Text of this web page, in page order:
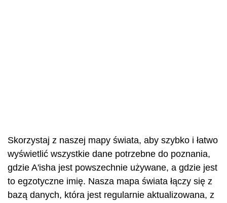
Skorzystaj z naszej mapy świata, aby szybko i łatwo
wyświetlić wszystkie dane potrzebne do poznania,
gdzie A'isha jest powszechnie używane, a gdzie jest
to egzotyczne imię. Nasza mapa świata łączy się z
bazą danych, która jest regularnie aktualizowana, z